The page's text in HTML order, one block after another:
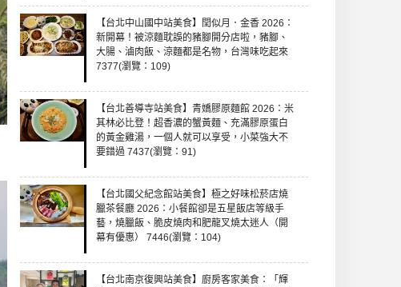
【台北中山國中站美食】閏似月．金香 2026：
新開幕！被涼麵耽誤的豬腳開分店啦，豬腳、
大腸、滷肉飯、涼麵都是名物，台灣味吃起來
7377(瀏覽：109)
【台北善導寺站美食】青嬌膠原麵館 2026：米
其林必比登！超香濃的蟹黃麵、充滿膠原蛋白
的黃金雞湯，一個人就可以享受，小菜強大不
要錯過 7437(瀏覽：91)
【台北國父紀念館站美食】極之好味松菸店燒
臘茶餐廳 2026：小餐館卻是五星飯店等級手
藝，燒臘飯、脆皮燒肉和肥龍叉燒太迷人（開
幕有優惠） 7446(瀏覽：104)
【台北南京復興站美食】廚房客家美食：「輝